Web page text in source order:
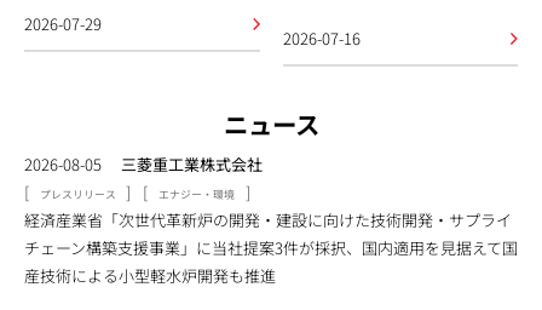
2026-07-29
2026-07-16
ニュース
2026-08-05
三菱重工業株式会社
[
プレスリリース ] [ エナジー・環境
]
経済産業省「次世代革新炉の開発・建設に向けた技術開発・サプライ
チェーン構築支援事業」に当社提案3件が採択、国内適用を見据えて国
産技術による小型軽水炉開発も推進